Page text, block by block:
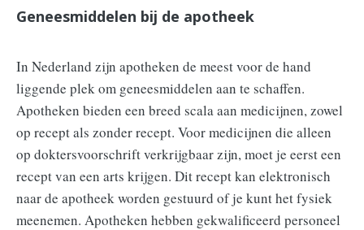
Geneesmiddelen bij de apotheek
In Nederland zijn apotheken de meest voor de hand
liggende plek om geneesmiddelen aan te schaffen.
Apotheken bieden een breed scala aan medicijnen, zowel
op recept als zonder recept. Voor medicijnen die alleen
op doktersvoorschrift verkrijgbaar zijn, moet je eerst een
recept van een arts krijgen. Dit recept kan elektronisch
naar de apotheek worden gestuurd of je kunt het fysiek
meenemen. Apotheken hebben gekwalificeerd personeel